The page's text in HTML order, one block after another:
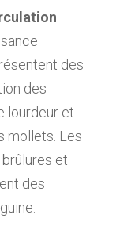
des
des
lourdeur et
mollets. Les
et
des